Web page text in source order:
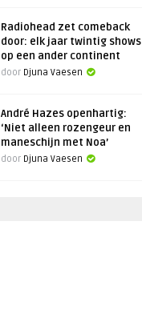
Radiohead zet comeback
door: elk jaar twintig shows
op een ander continent
door Djuna Vaesen
André Hazes openhartig:
‘Niet alleen rozengeur en
maneschijn met Noa’
door Djuna Vaesen